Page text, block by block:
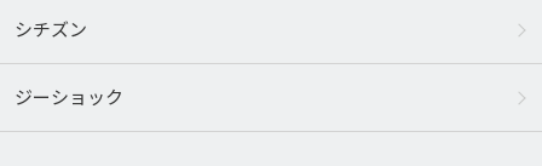
シチズン
ジーショック